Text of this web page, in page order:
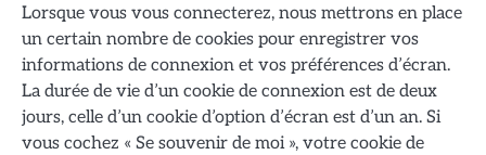
Lorsque vous vous connecterez, nous mettrons en place
un certain nombre de cookies pour enregistrer vos
informations de connexion et vos préférences d’écran.
La durée de vie d’un cookie de connexion est de deux
jours, celle d’un cookie d’option d’écran est d’un an. Si
vous cochez « Se souvenir de moi », votre cookie de